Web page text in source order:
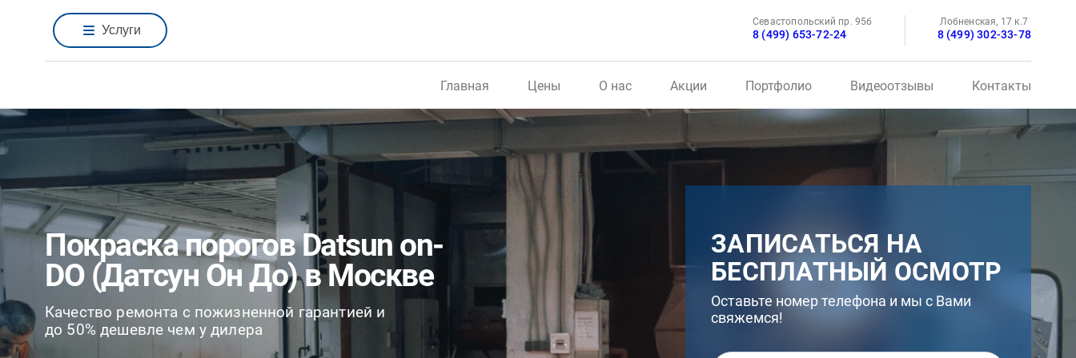
Услуги
Севастопольский пр. 95б
8 (499) 653-72-24
Лобненская, 17 к.7
8 (499) 302-33-78
Главная Цены О нас Акции Портфолио Видеоотзывы Контакты
Покраска порогов Datsun on-
DO (Датсун Он До) в Москве
Качество ремонта с пожизненной гарантией и
до 50% дешевле чем у дилера
ЗАПИСАТЬСЯ НА
БЕСПЛАТНЫЙ ОСМОТР
Оставьте номер телефона и мы с Вами
свяжемся!